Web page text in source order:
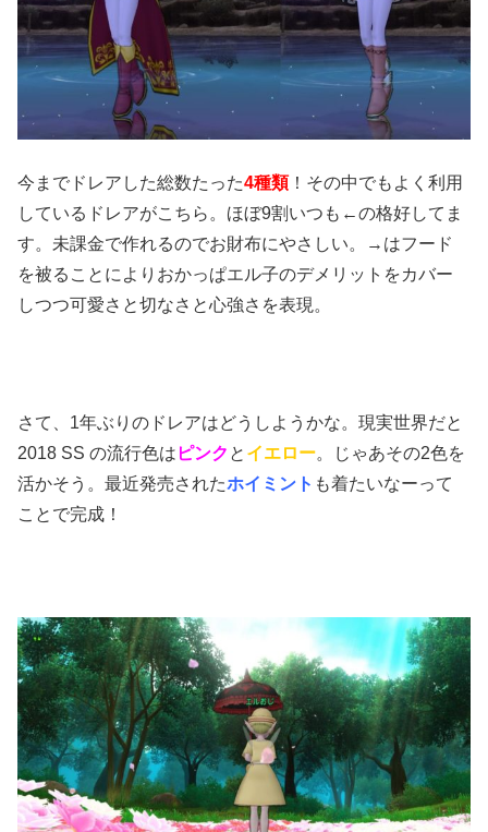
今までドレアした総数たった4種類！その中でもよく利用
しているドレアがこちら。ほぼ9割いつも←の格好してま
す。未課金で作れるのでお財布にやさしい。→はフード
を被ることによりおかっぱエル子のデメリットをカバー
しつつ可愛さと切なさと心強さを表現。
さて、1年ぶりのドレアはどうしようかな。現実世界だと
2018 SS の流行色は ピンク と イエロー。じゃあその2色を
活かそう。最近発売されたホイミント も着たいなーって
ことで完成！